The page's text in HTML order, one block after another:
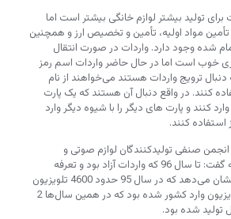
تولید بیشتر لوازم خانگی بیشتر است اما
مواد اولیه، تأمین و تخصیص ارز و همچنین
شده وجود دارد. واردات در صورت انتقال
خوب است اما در حال حاضر واردات اسم رمز
ترویج واردات هستند می‌خواهند از نام
کنند. در واقع دنبال آن هستند که یک پارت
وارد کنند و پارت های دیگر را با شیوه دیگر وارد
کنند.
صنفی تولیدکنندگان لوازم صوتی و
تصویری نیز در این رابطه گفت: تا سال 96 که واردات آزاد بود و تعرفه
بالایی هم نداشت آمار نشان می‌دهد که در سال 95 حدود 4600 تلویزیون
و سال 96 هم 5600 تلویزیون وارد کشور شده بود که در همین سال‌ها 2
تولید شده بود.